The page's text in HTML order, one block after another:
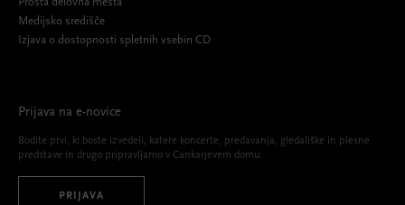
Prosta delovna mesta
Medijsko središče
Izjava o dostopnosti spletnih vsebin CD
Prijava na e-novice
Bodite prvi, ki boste izvedeli, katere koncerte, predavanja, gledališke in plesne
predstave in drugo pripravljamo v Cankarjevem domu.
PRIJAVA